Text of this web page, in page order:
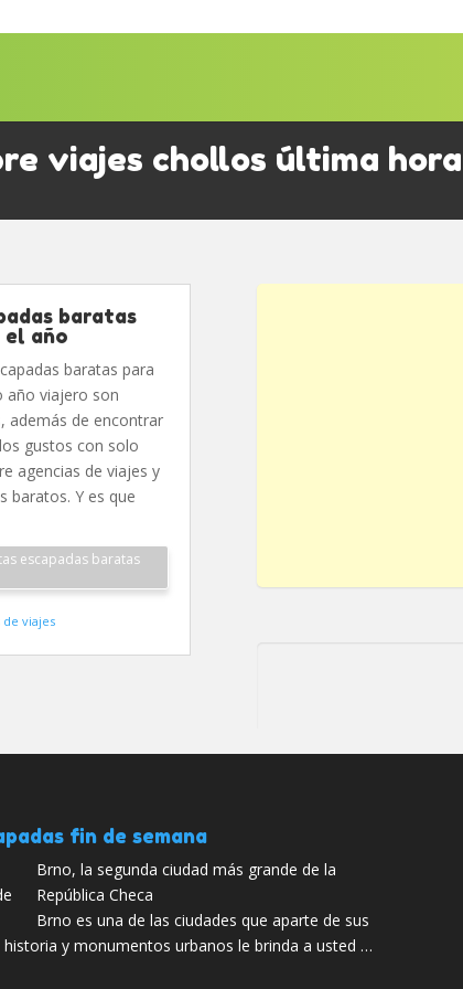
viajes chollos última hora
baratas
año
baratas para
año viajero son
además de encontrar
gustos con solo
agencias de viajes y
baratos. Y es que
escapadas baratas
de viajes
fin de semana
Brno, la segunda ciudad más grande de la
República Checa
Brno es una de las ciudades que aparte de sus
y monumentos urbanos le brinda a usted …